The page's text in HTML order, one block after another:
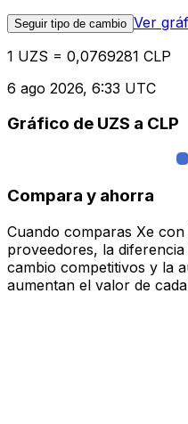
Seguir tipo de cambio Ver
1 UZS = 0,0769281 CLP
6 ago 2026, 6:33 UTC
Gráfico de UZS a CLP
Compara y ahorra
Cuando comparas Xe
proveedores, la
cambio competitivos y la
aumentan el valor de